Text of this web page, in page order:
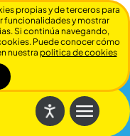
Cerrar
propias y de terceros para
funcionalidades y mostrar
Si continúa navegando,
Puede conocer cómo
nuestra politica de cookies